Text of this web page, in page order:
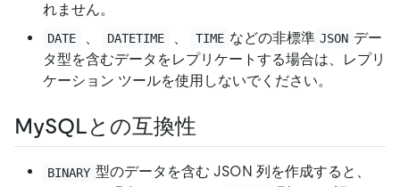
れません。
DATE 、 DATETIME 、 TIME などの非標準 JSON デー
タ型を含むデータをレプリケートする場合は、レプリ
ケーション ツールを使用しないでください。
MySQLとの互換性
BINARY 型のデータを含む JSON 列を作成すると、